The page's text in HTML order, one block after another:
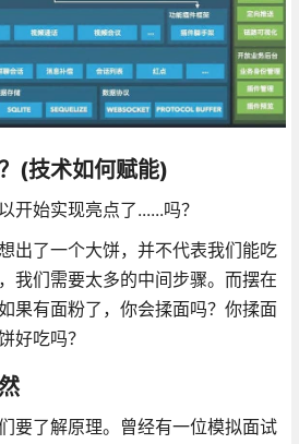
(技术如何赋能)
开始实现亮点了......吗？
出了一个大饼，并不代表我们能吃
我们需要太多的中间步骤。而摆在
果有面粉了，你会揉面吗？你揉面
好吃吗？
要了解原理。曾经有一位模拟面试